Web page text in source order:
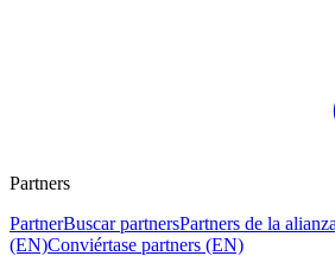
Partners
PartnerBuscar partnersPartners de la
(EN)Conviértase partners (EN)